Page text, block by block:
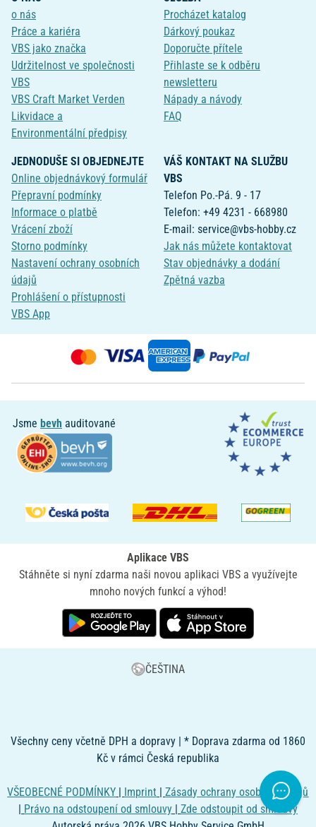
o nás
Práce a kariéra
VBS jako značka
Udržitelnost ve společnosti
VBS
VBS Craft Market Verden
Likvidace a
Environmentální předpisy
Procházet katalog
Dárkový poukaz
Doporučte přítele
Přihlaste se k odběru
newsletteru
Nápady a návody
FAQ
JEDNODUŠE SI OBJEDNEJTE
Online objednávkový formulář
Přepravní podmínky
Informace o platbě
Vrácení zboží
Storno podmínky
Nastavení ochrany osobních
údajů
Prohlášení o přístupnosti
VBS App
VÁŠ KONTAKT NA SLUŽBU
VBS
Telefon Po.-Pá. 9 - 17
Telefon: +49 4231 - 668980
E-mail: service@vbs-hobby.cz
Jak nás můžete kontaktovat
Stav objednávky a dodání
Zpětná vazba
Jsme bevh auditované
Aplikace VBS
Stáhněte si nyní zdarma naši novou aplikaci VBS a využívejte
mnoho nových funkcí a výhod!
ČEŠTINA
Všechny ceny včetně DPH a dopravy | * Doprava zdarma od 1860
Kč v rámci Česká republika
VŠEOBECNÉ PODMÍNKY Imprint |Zásady ochrany osobních údajů
Právo na odstoupení od smlouvy| Zde odstoupit od smlouvy